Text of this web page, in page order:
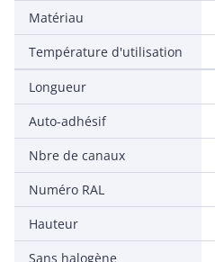
Matériau
Température d'utilisation
Longueur
Auto-adhésif
Nbre de canaux
Numéro RAL
Hauteur
Sans halogène